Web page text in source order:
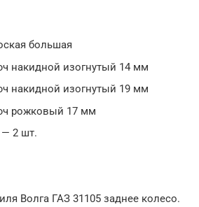
большая
накидной изогнутый 14 мм
накидной изогнутый 19 мм
рожковый 17 мм
— 2 шт.
Волга ГАЗ 31105 заднее колесо.